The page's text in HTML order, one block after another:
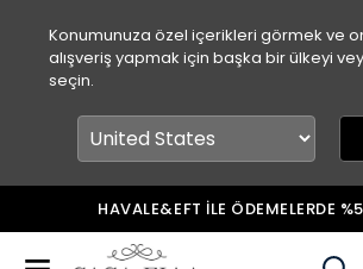
Konumunuza özel içerikleri görmek ve
alışveriş yapmak için başka bir ülkeyi
seçin.
HAVALE&EFT İLE ÖDEMELERDE